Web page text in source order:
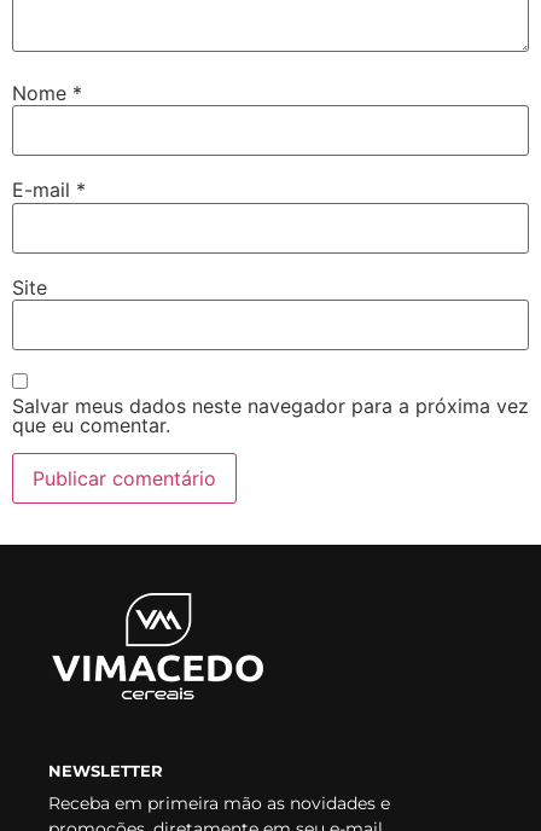
Nome *
E-mail *
Site
Salvar meus dados neste navegador para a próxima vez
que eu comentar.
NEWSLETTER
Receba em primeira mão as novidades e